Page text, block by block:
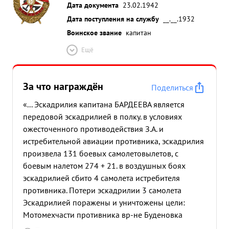
Дата документа 23.02.1942
Дата поступления на службу
__.__.1932
Воинское звание капитан
Ещё
За что награждён
Поделиться
«... Эскадрилия капитана БАРДЕЕВА является
передовой эскадрилией в полку. в условиях
ожесточенного противодействия З.А. и
истребительной авиации противника, эскадрилия
произвела 131 боевых самолетовылетов, с
боевым налетом 274 + 21. в воздушных боях
эскадрилией сбито 4 самолета истребителя
противника. Потери эскадрилии 3 самолета
Эскадрилией поражены и уничтожены цели:
Мотомехчасти противника вр-не Буденовка
автоколоны, танки, и пехоту в районе